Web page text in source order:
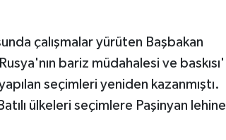
çalışmalar yürüten Başbakan
bariz müdahalesi ve baskısı'
seçimleri yeniden kazanmıştı.
ülkeleri seçimlere Paşinyan lehine